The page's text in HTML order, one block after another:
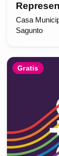
Casa
Sagunto
Gratis